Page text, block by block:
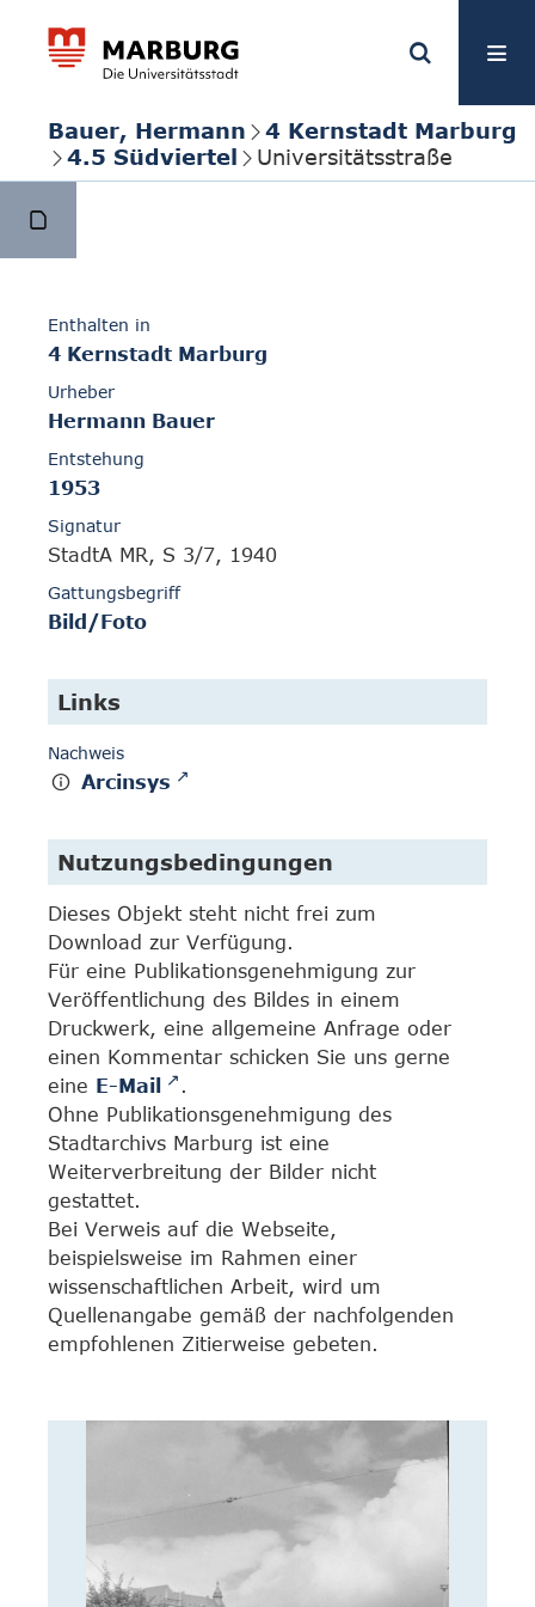
Bauer, Hermann
4 Kernstadt Marburg
4.5 Südviertel
Universitätsstraße
Enthalten in
4 Kernstadt Marburg
Urheber
Hermann Bauer
Entstehung
1953
Signatur
StadtA MR, S 3/7, 1940
Gattungsbegriff
Bild/Foto
Links
Nachweis
Arcinsys
Nutzungsbedingungen
Dieses Objekt steht nicht frei zum
Download zur Verfügung.
Für eine Publikationsgenehmigung zur
Veröffentlichung des Bildes in einem
Druckwerk, eine allgemeine Anfrage oder
einen Kommentar schicken Sie uns gerne
eine E-Mail
.
Ohne Publikationsgenehmigung des
Stadtarchivs Marburg ist eine
Weiterverbreitung der Bilder nicht
gestattet.
Bei Verweis auf die Webseite,
beispielsweise im Rahmen einer
wissenschaftlichen Arbeit, wird um
Quellenangabe gemäß der nachfolgenden
empfohlenen Zitierweise gebeten.